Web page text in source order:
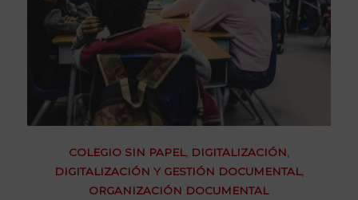
COLEGIO SIN PAPEL, DIGITALIZACIÓN,
DIGITALIZACIÓN Y GESTIÓN DOCUMENTAL,
ORGANIZACIÓN DOCUMENTAL